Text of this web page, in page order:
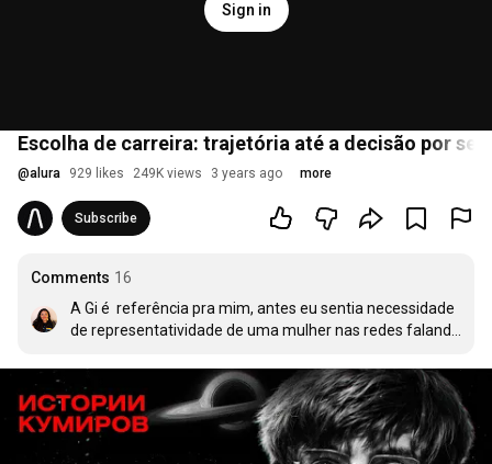
Sign in
Escolha de carreira: trajetória até a decisão por se
@alura 929 likes 249K views 3 years ago more
Subscribe
Comments 16
A Gi é  referência pra mim, antes eu sentia necessidade
de representatividade de uma mulher nas redes falando
E quando conheci o spacecoding eu cai de paraquedas
lá e lá mesmo fiquei ❤ adoro ver seu crescimento e
continue sempre compartilhando gi ! Vc nao tem ideia
de o quanto faz diferença na vida das pessoas